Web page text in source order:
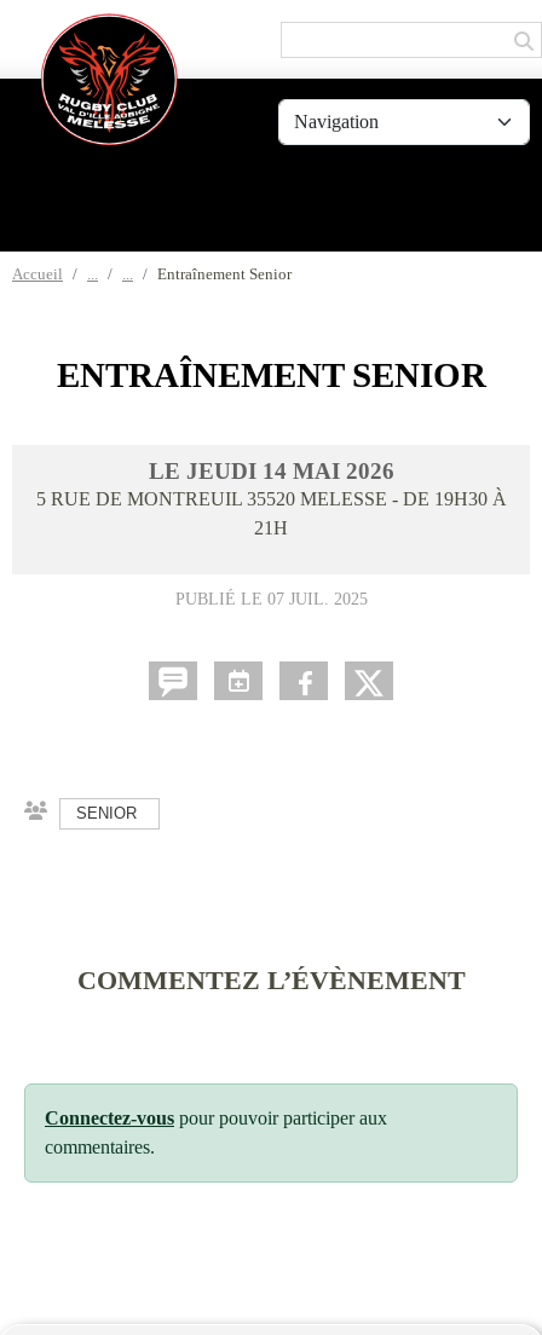
Accueil Entraînement Senior
ENTRAÎNEMENT SENIOR
LE JEUDI 14 MAI 2026
5 RUE DE MONTREUIL 35520 MELESSE - DE 19H30 À
21H
PUBLIÉ LE 07 JUIL. 2025
SENIOR
COMMENTEZ L’ÉVÈNEMENT
Connectez-vous pour pouvoir participer aux
commentaires.
Panneau de gestion des cookies